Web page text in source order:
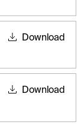
Download
Download